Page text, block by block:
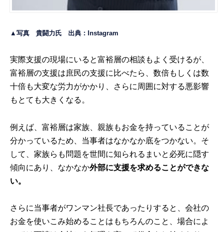
▲写真 貴闘力氏 出典： Instagram
実際支援の現場にいると富裕層の相談もよく受けるが、
富裕層の支援は庶民の支援に比べたら、数倍もしくは数
十倍も大変な労力がかかり、さらに周囲に対する悪影響
もとても大きくなる。
例えば、富裕層は家族、親族もお金を持っていることが
分かっているため、当事者はなかなか底をつかない。そ
して、家族らも問題を世間に知られるまいと必死に隠す
傾向にあり、なかなか外部に支援を求めることができな
い。
さらに当事者がワンマン社長であったりすると、会社の
お金を使いこみ始めることはもちろんのこと、場合によ